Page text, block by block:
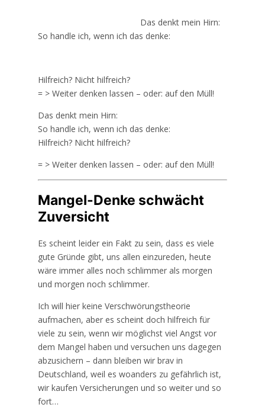
Das denkt mein Hirn:
So handle ich, wenn ich das denke:
Hilfreich? Nicht hilfreich?
= > Weiter denken lassen – oder: auf den Müll!
Das denkt mein Hirn:
So handle ich, wenn ich das denke:
Hilfreich? Nicht hilfreich?
= > Weiter denken lassen – oder: auf den Müll!
Mangel-Denke schwächt
Zuversicht
Es scheint leider ein Fakt zu sein, dass es viele
gute Gründe gibt, uns allen einzureden, heute
wäre immer alles noch schlimmer als morgen
und morgen noch schlimmer.
Ich will hier keine Verschwörungstheorie
aufmachen, aber es scheint doch hilfreich für
viele zu sein, wenn wir möglichst viel Angst vor
dem Mangel haben und versuchen uns dagegen
abzusichern – dann bleiben wir brav in
Deutschland, weil es woanders zu gefährlich ist,
wir kaufen Versicherungen und so weiter und so
fort…